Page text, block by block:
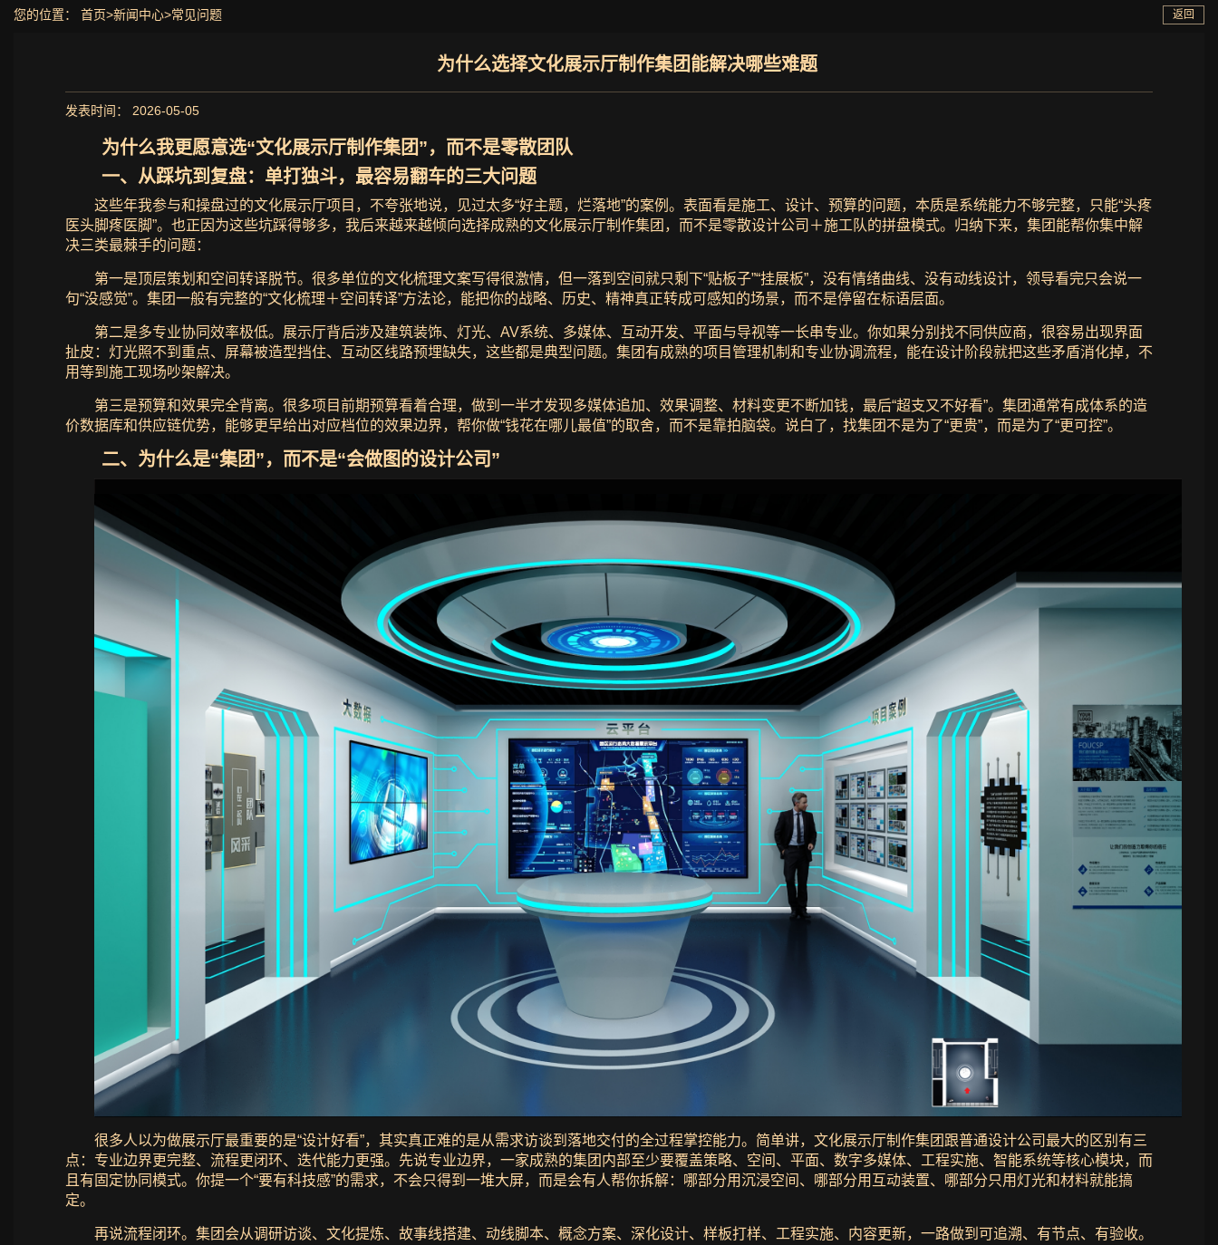
返回
您的位置： 首页>新闻中心>常见问题
为什么选择文化展示厅制作集团能解决哪些难题
发表时间： 2026-05-05
为什么我更愿意选“文化展示厅制作集团”，而不是零散团队
一、从踩坑到复盘：单打独斗，最容易翻车的三大问题
这些年我参与和操盘过的文化展示厅项目，不夸张地说，见过太多“好主题，烂落地”的案例。表面看是施工、设计、预算的问题，本质是系统能力不够完整，只能“头疼
医头脚疼医脚”。也正因为这些坑踩得够多，我后来越来越倾向选择成熟的文化展示厅制作集团，而不是零散设计公司＋施工队的拼盘模式。归纳下来，集团能帮你集中解
决三类最棘手的问题：
第一是顶层策划和空间转译脱节。很多单位的文化梳理文案写得很激情，但一落到空间就只剩下“贴板子”“挂展板”，没有情绪曲线、没有动线设计，领导看完只会说一
句“没感觉”。集团一般有完整的“文化梳理＋空间转译”方法论，能把你的战略、历史、精神真正转成可感知的场景，而不是停留在标语层面。
第二是多专业协同效率极低。展示厅背后涉及建筑装饰、灯光、AV系统、多媒体、互动开发、平面与导视等一长串专业。你如果分别找不同供应商，很容易出现界面
扯皮：灯光照不到重点、屏幕被造型挡住、互动区线路预埋缺失，这些都是典型问题。集团有成熟的项目管理机制和专业协调流程，能在设计阶段就把这些矛盾消化掉，不
用等到施工现场吵架解决。
第三是预算和效果完全背离。很多项目前期预算看着合理，做到一半才发现多媒体追加、效果调整、材料变更不断加钱，最后“超支又不好看”。集团通常有成体系的造
价数据库和供应链优势，能够更早给出对应档位的效果边界，帮你做“钱花在哪儿最值”的取舍，而不是靠拍脑袋。说白了，找集团不是为了“更贵”，而是为了“更可控”。
二、为什么是“集团”，而不是“会做图的设计公司”
很多人以为做展示厅最重要的是“设计好看”，其实真正难的是从需求访谈到落地交付的全过程掌控能力。简单讲，文化展示厅制作集团跟普通设计公司最大的区别有三
点：专业边界更完整、流程更闭环、迭代能力更强。先说专业边界，一家成熟的集团内部至少要覆盖策略、空间、平面、数字多媒体、工程实施、智能系统等核心模块，而
且有固定协同模式。你提一个“要有科技感”的需求，不会只得到一堆大屏，而是会有人帮你拆解：哪部分用沉浸空间、哪部分用互动装置、哪部分只用灯光和材料就能搞
定。
再说流程闭环。集团会从调研访谈、文化提炼、故事线搭建、动线脚本、概念方案、深化设计、样板打样、工程实施、内容更新，一路做到可追溯、有节点、有验收。